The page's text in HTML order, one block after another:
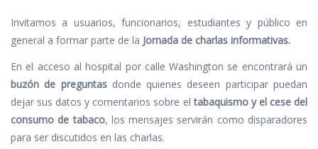
Invitamos a usuarios, funcionarios, estudiantes y público en
general a formar parte de la Jornada de charlas informativas.
En el acceso al hospital por calle Washington se encontrará un
buzón de preguntasdonde quienes deseen participar puedan
dejar sus datos y comentarios sobre eltabaquismo y el cese del
consumo de tabaco, los mensajes servirán como disparadores
para ser discutidos en las charlas.